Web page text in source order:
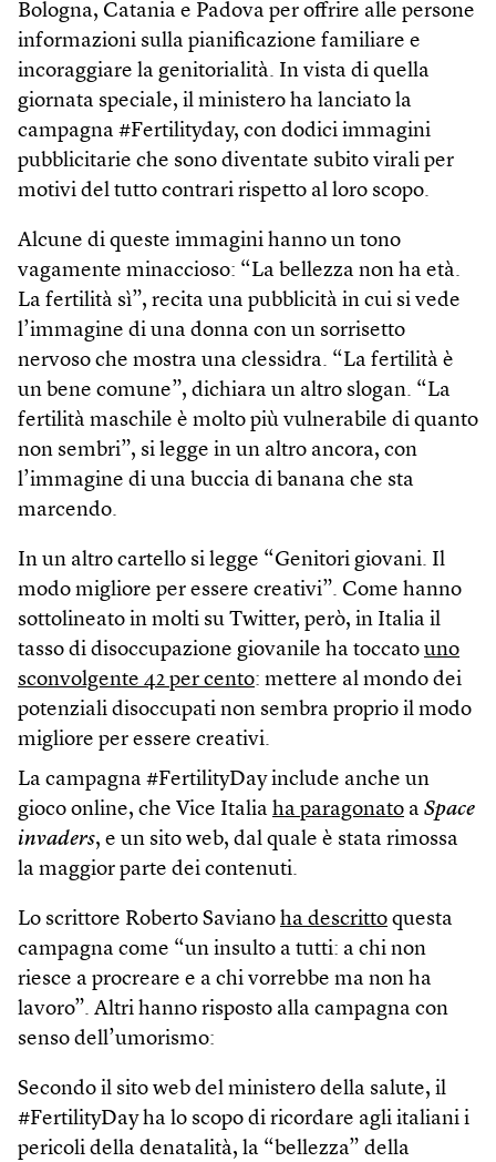
Bologna, Catania e Padova per offrire alle persone
informazioni sulla pianificazione familiare e
incoraggiare la genitorialità. In vista di quella
giornata speciale, il ministero ha lanciato la
campagna #Fertilityday, con dodici immagini
pubblicitarie che sono diventate subito virali per
motivi del tutto contrari rispetto al loro scopo.
Alcune di queste immagini hanno un tono
vagamente minaccioso: “La bellezza non ha età.
La fertilità sì”, recita una pubblicità in cui si vede
l’immagine di una donna con un sorrisetto
nervoso che mostra una clessidra. “La fertilità è
un bene comune”, dichiara un altro slogan. “La
fertilità maschile è molto più vulnerabile di quanto
non sembri”, si legge in un altro ancora, con
l’immagine di una buccia di banana che sta
marcendo.
In un altro cartello si legge “Genitori giovani. Il
modo migliore per essere creativi”. Come hanno
sottolineato in molti su Twitter, però, in Italia il
tasso di disoccupazione giovanile ha toccato uno
sconvolgente 42 per cento: mettere al mondo dei
potenziali disoccupati non sembra proprio il modo
migliore per essere creativi.
La campagna #FertilityDay include anche un
gioco online, che Vice Italia ha paragonato a Space
invaders, e un sito web, dal quale è stata rimossa
la maggior parte dei contenuti.
Lo scrittore Roberto Saviano ha descritto questa
campagna come “un insulto a tutti: a chi non
riesce a procreare e a chi vorrebbe ma non ha
lavoro”. Altri hanno risposto alla campagna con
senso dell’umorismo:
Secondo il sito web del ministero della salute, il
#FertilityDay ha lo scopo di ricordare agli italiani i
pericoli della denatalità, la “bellezza” della